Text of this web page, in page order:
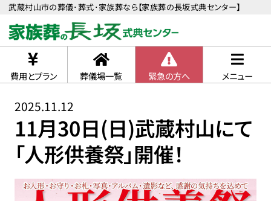
武蔵村山市の葬儀･葬式･家族葬なら【家族葬の長坂式典センター】
費用とプラン 葬儀場一覧 緊急の方へ メニュー
2025.11.12
11月30日(日)武蔵村山にて
「人形供養祭」開催！